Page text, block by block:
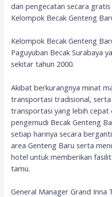
dan pengecatan secara
Kelompok Becak Genteng
Kelompok Becak Genteng
Paguyuban Becak Surabaya
sekitar tahun 2000.
Akibat berkurangnya minat
transportasi tradisional,
transportasi yang lebih cepat
pengemudi Becak Genteng
setiap harinya secara
area Genteng Baru serta
hotel untuk memberikan
tamu.
General Manager Grand Inna